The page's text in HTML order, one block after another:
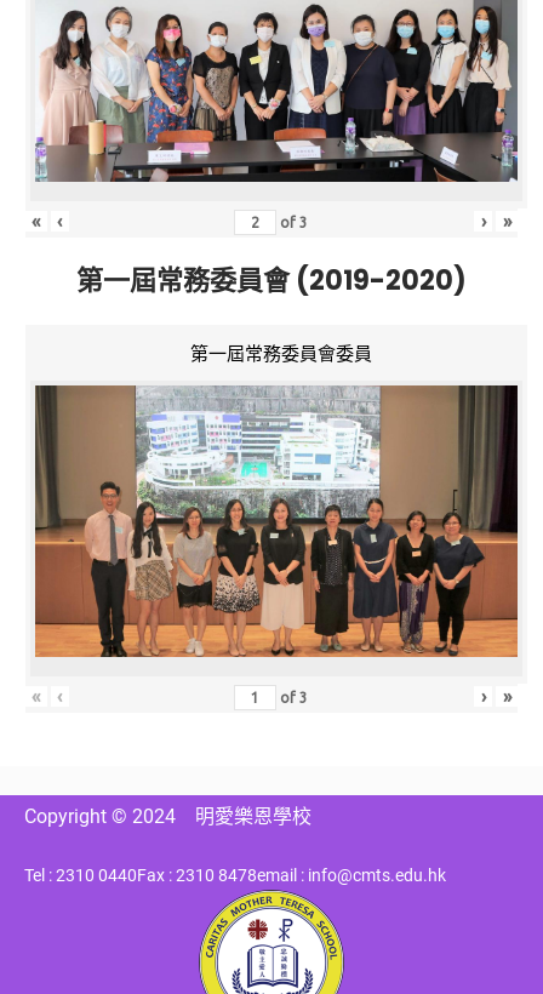
« ‹ of3 › »
第一屆常務委員會 (2019-2020)
第一屆常務委員會委員
« ‹ of3 › »
Copyright © 2024 明愛樂恩學校
Tel : 2310 0440Fax : 2310 8478email : info@cmts.edu.hk